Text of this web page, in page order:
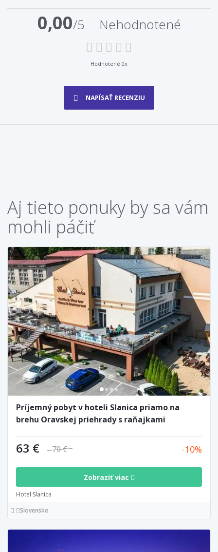
0,00/5 Nehodnotené
Hodnotené 0x
NAPÍSAŤ RECENZIU
Aj tieto ponuky by sa vám
mohli páčiť
Príjemný pobyt v hoteli Slanica priamo na
brehu Oravskej priehrady s raňajkami
63 € 70 € 10
Zobraziť viac
Hotel Slanica
Slovensko